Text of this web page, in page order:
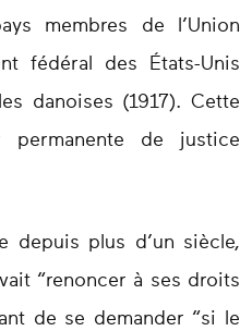
membres de l’Union
fédéral des États-Unis
danoises (1917). Cette
permanente de justice
depuis plus d’un siècle,
“renoncer à ses droits
de se demander “si le